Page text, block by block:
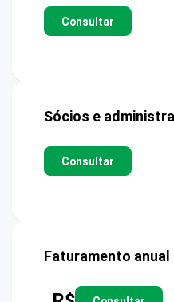
Consultar
Sócios e
Consultar
Faturamento anual